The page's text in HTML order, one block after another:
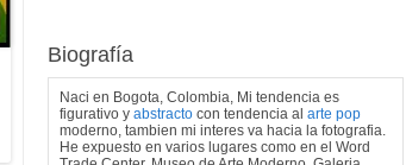
Biografía
Naci en Bogota, Colombia, Mi tendencia es
figurativo y abstracto con tendencia al arte pop
moderno, tambien mi interes va hacia la fotografia.
He expuesto en varios lugares como en el Word